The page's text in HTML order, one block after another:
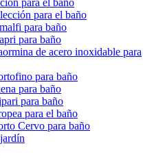
para el baño
para baño
para baño
de acero inoxidable para
para baño
para baño
para baño
para el baño
Cervo para baño